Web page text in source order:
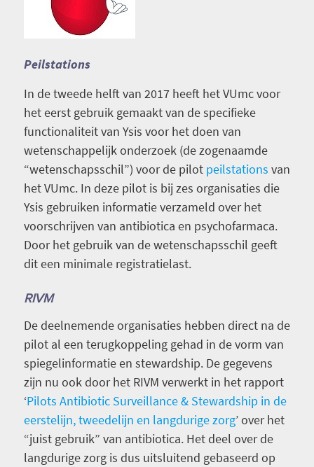
Peilstations
In de tweede helft van 2017 heeft het VUmc voor
het eerst gebruik gemaakt van de specifieke
functionaliteit van Ysis voor het doen van
wetenschappelijk onderzoek (de zogenaamde
“wetenschapsschil”) voor de pilot peilstations van
het VUmc. In deze pilot is bij zes organisaties die
Ysis gebruiken informatie verzameld over het
voorschrijven van antibiotica en psychofarmaca.
Door het gebruik van de wetenschapsschil geeft
dit een minimale registratielast.
RIVM
De deelnemende organisaties hebben direct na de
pilot al een terugkoppeling gehad in de vorm van
spiegelinformatie en stewardship. De gegevens
zijn nu ook door het RIVM verwerkt in het rapport
‘Pilots Antibiotic Surveillance & Stewardship in de
eerstelijn, tweedelijn en langdurige zorg’over het
“juist gebruik” van antibiotica. Het deel over de
langdurige zorg is dus uitsluitend gebaseerd op